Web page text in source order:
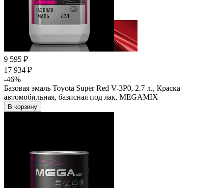
9 595 ₽
17 934 ₽
-46%
Базовая эмаль Toyota Super Red V-3P0, 2.7 л., Краска
автомобильная, базисная под лак, MEGAMIX
В корзину